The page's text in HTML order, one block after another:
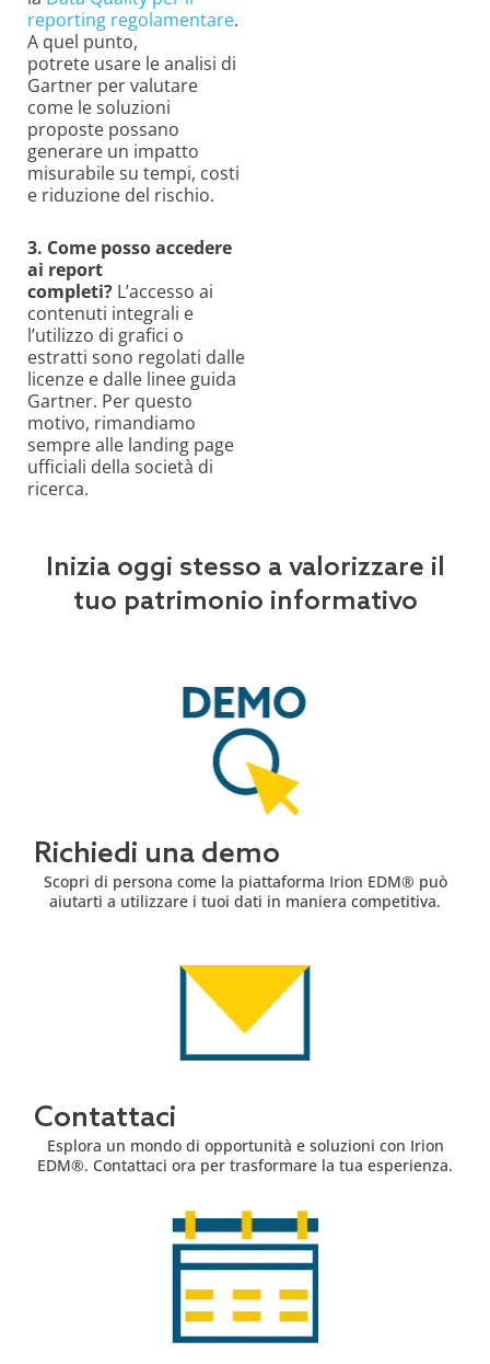
reporting regolamentare.
A quel punto,
potrete usare le analisi di
Gartner per valutare
come le soluzioni
proposte possano
generare un impatto
misurabile su tempi, costi
e riduzione del rischio.
3. Come posso accedere
ai report
completi? L’accesso ai
contenuti integrali e
l’utilizzo di grafici o
estratti sono regolati dalle
licenze e dalle linee guida
Gartner. Per questo
motivo, rimandiamo
sempre alle landing page
ufficiali della società di
ricerca.
Inizia oggi stesso a valorizzare il
tuo patrimonio informativo
Richiedi una demo
Scopri di persona come la piattaforma Irion EDM® può
aiutarti a utilizzare i tuoi dati in maniera competitiva.
Contattaci
Esplora un mondo di opportunità e soluzioni con Irion
EDM®. Contattaci ora per trasformare la tua esperienza.